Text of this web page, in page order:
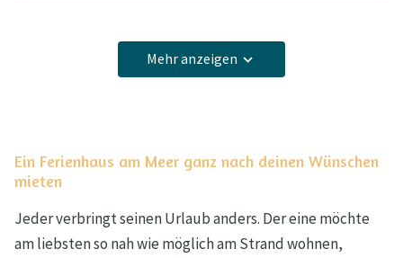
Mehr anzeigen
Ein Ferienhaus am Meer ganz nach deinen Wünschen
mieten
Jeder verbringt seinen Urlaub anders. Der eine möchte
am liebsten so nah wie möglich am Strand wohnen,